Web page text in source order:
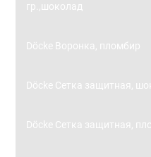
гр.,шоколад
Döcke Воронка, пломбир
Döcke Сетка защитная,
Döcke Сетка защитная,